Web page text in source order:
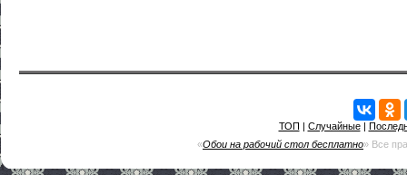
ТОП | Случайные|
«Обои на рабочий стол бесплатно» Все